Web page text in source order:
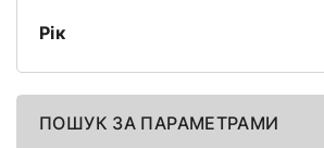
Рік
ПОШУК ЗА ПАРАМЕТРАМИ